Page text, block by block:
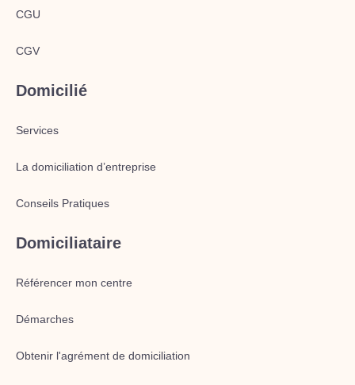
CGU
CGV
Domicilié
Services
La domiciliation d’entreprise
Conseils Pratiques
Domiciliataire
Référencer mon centre
Démarches
Obtenir l'agrément de domiciliation